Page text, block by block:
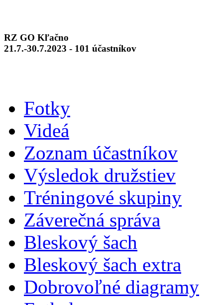
RZ GO Kľačno
21.7.-30.7.2023 - 101 účastníkov
Fotky
Videá
Zoznam účastníkov
Výsledok družstiev
Tréningové skupiny
Záverečná správa
Bleskový šach
Bleskový šach extra
Dobrovoľné diagramy